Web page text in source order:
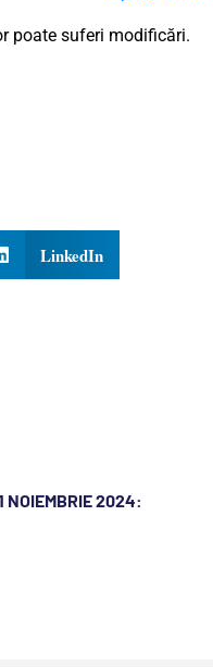
poate suferi modificări.
LinkedIn
NOIEMBRIE 2024: